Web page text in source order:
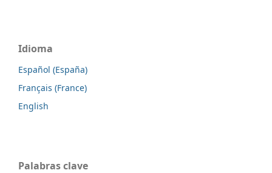
Idioma
Español (España)
Français (France)
English
Palabras clave